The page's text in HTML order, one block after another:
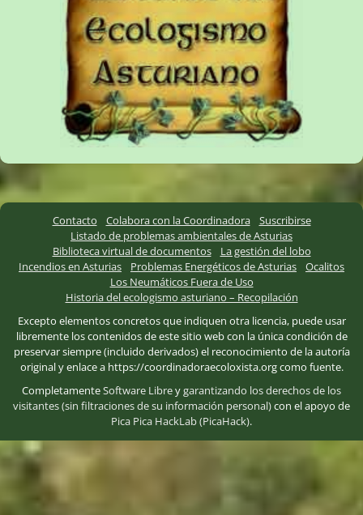
Contacto Colabora con la Coordinadora
Suscribirse
Listado de problemas ambientales de Asturias
Biblioteca virtual de documentos
La gestión del lobo
Incendios en Asturias
Problemas Energéticos de Asturias
Ocalitos
Los Neumáticos Fuera de Uso
Historia del ecologismo asturiano – Recopilación
Excepto elementos concretos que indiquen otra licencia, puede usar
libremente los contenidos de este sitio web con la única condición de
preservar siempre (incluido derivados) el reconocimiento de la autoría
original y enlace a https://coordinadoraecoloxista.org como fuente.
CompletamenteSoftware Libreygarantizando los derechos de los
visitantes (sin filtraciones de su información personal)con el apoyo de
Pica Pica HackLab (PicaHack).